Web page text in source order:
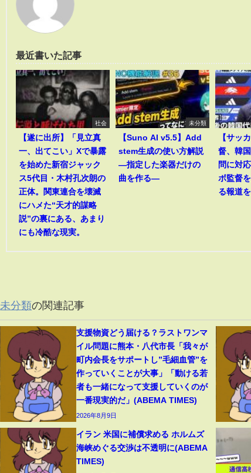
最近書いた記事
社会
【遂に出所】「見立真
一、出てこい」Xで暴露
を始めた新宿ジャック
ス5代目・木村孔次朗の
正体。関東連合を壊滅
にハメた“天才的謀略
説”の裏にある、あまり
にも冷酷な現実。
未分類
【Suno AI v5.5】Add
stem生成の使い方解説
―指定した楽器だけの
曲を作る―
【サッ
督、韓
問に対
ボ監督
る報道を
未分類の関連記事
支援物資どう届ける？ラストワンマ
イル問題に熊本・八代市長「我々が
町内会長をサポートし”毛細血管”を
作っていくことが大事」「動ける若
者も一緒になって支援していくのが
一番現実的だ」(ABEMA TIMES)
2026年8月9日
イラン 米国に補償求める ホルムズ
海峡めぐる交渉は不透明に(ABEMA
TIMES)